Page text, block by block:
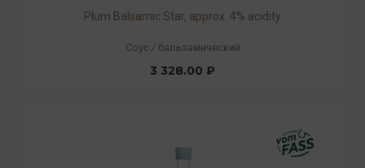
Plum Balsamic Star, approx. 4% acidity
Соус / бальзамический
3 328.00 ₽